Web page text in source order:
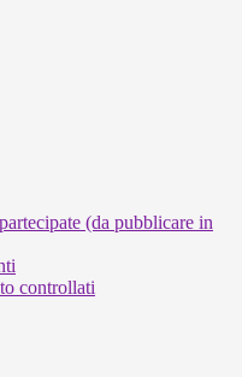
(da pubblicare in
controllati